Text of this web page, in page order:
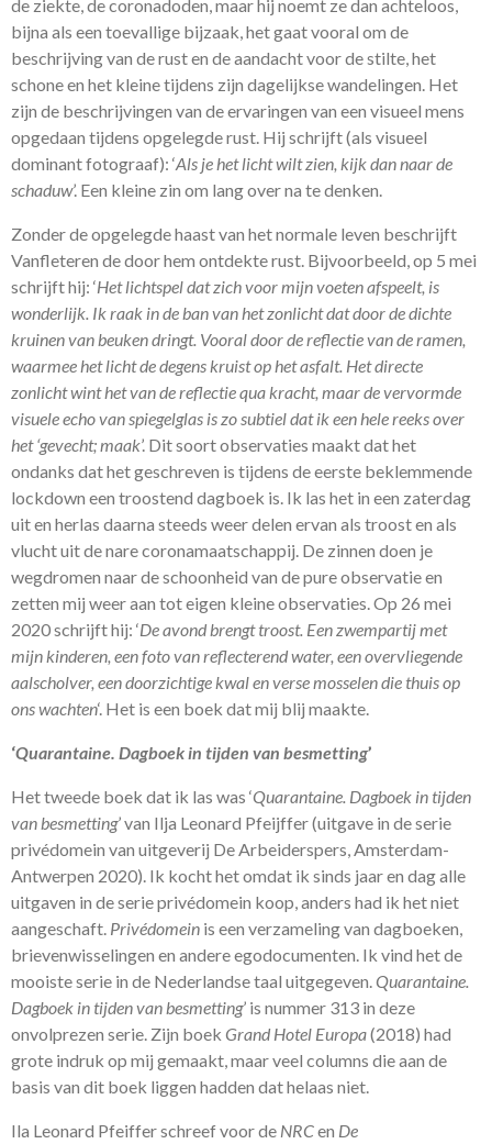
de ziekte, de coronadoden, maar hij noemt ze dan achteloos,
bijna als een toevallige bijzaak, het gaat vooral om de
beschrijving van de rust en de aandacht voor de stilte, het
schone en het kleine tijdens zijn dagelijkse wandelingen. Het
zijn de beschrijvingen van de ervaringen van een visueel mens
opgedaan tijdens opgelegde rust. Hij schrijft (als visueel
dominant fotograaf): ‘Als je het licht wilt zien, kijk dan naar de
schaduw’. Een kleine zin om lang over na te denken.
Zonder de opgelegde haast van het normale leven beschrijft
Vanfleteren de door hem ontdekte rust. Bijvoorbeeld, op 5 mei
schrijft hij: ‘Het lichtspel dat zich voor mijn voeten afspeelt, is
wonderlijk. Ik raak in de ban van het zonlicht dat door de dichte
kruinen van beuken dringt. Vooral door de reflectie van de ramen,
waarmee het licht de degens kruist op het asfalt. Het directe
zonlicht wint het van de reflectie qua kracht, maar de vervormde
visuele echo van spiegelglas is zo subtiel dat ik een hele reeks over
het ‘gevecht; maak’. Dit soort observaties maakt dat het
ondanks dat het geschreven is tijdens de eerste beklemmende
lockdown een troostend dagboek is. Ik las het in een zaterdag
uit en herlas daarna steeds weer delen ervan als troost en als
vlucht uit de nare coronamaatschappij. De zinnen doen je
wegdromen naar de schoonheid van de pure observatie en
zetten mij weer aan tot eigen kleine observaties. Op 26 mei
2020 schrijft hij: ‘De avond brengt troost. Een zwempartij met
mijn kinderen, een foto van reflecterend water, een overvliegende
aalscholver, een doorzichtige kwal en verse mosselen die thuis op
ons wachten‘. Het is een boek dat mij blij maakte.
‘Quarantaine. Dagboek in tijden van besmetting’
Het tweede boek dat ik las was ‘Quarantaine. Dagboek in tijden
van besmetting’ van Ilja Leonard Pfeijffer (uitgave in de serie
privédomein van uitgeverij De Arbeiderspers, Amsterdam-
Antwerpen 2020). Ik kocht het omdat ik sinds jaar en dag alle
uitgaven in de serie privédomein koop, anders had ik het niet
aangeschaft. Privédomein is een verzameling van dagboeken,
brievenwisselingen en andere egodocumenten. Ik vind het de
mooiste serie in de Nederlandse taal uitgegeven. Quarantaine.
Dagboek in tijden van besmetting’ is nummer 313 in deze
onvolprezen serie. Zijn boek Grand Hotel Europa(2018) had
grote indruk op mij gemaakt, maar veel columns die aan de
basis van dit boek liggen hadden dat helaas niet.
Ila Leonard Pfeiffer schreef voor de NRCen De